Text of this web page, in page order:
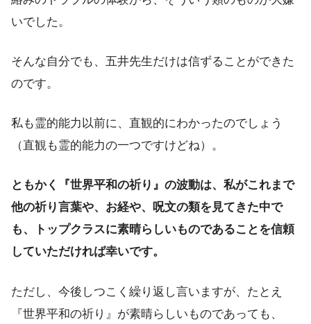
いでした。
そんな自分でも、五井先生だけは信ずることができた
のです。
私も霊的能力以前に、直観的にわかったのでしょう
（直観も霊的能力の一つですけどね）。
ともかく『世界平和の祈り』の波動は、私がこれまで
他の祈り言葉や、お経や、呪文の類を見てきた中で
も、トップクラスに素晴らしいものであることを信頼
していただければ幸いです。
ただし、今後しつこく繰り返し言いますが、たとえ
『世界平和の祈り』が素晴らしいものであっても、